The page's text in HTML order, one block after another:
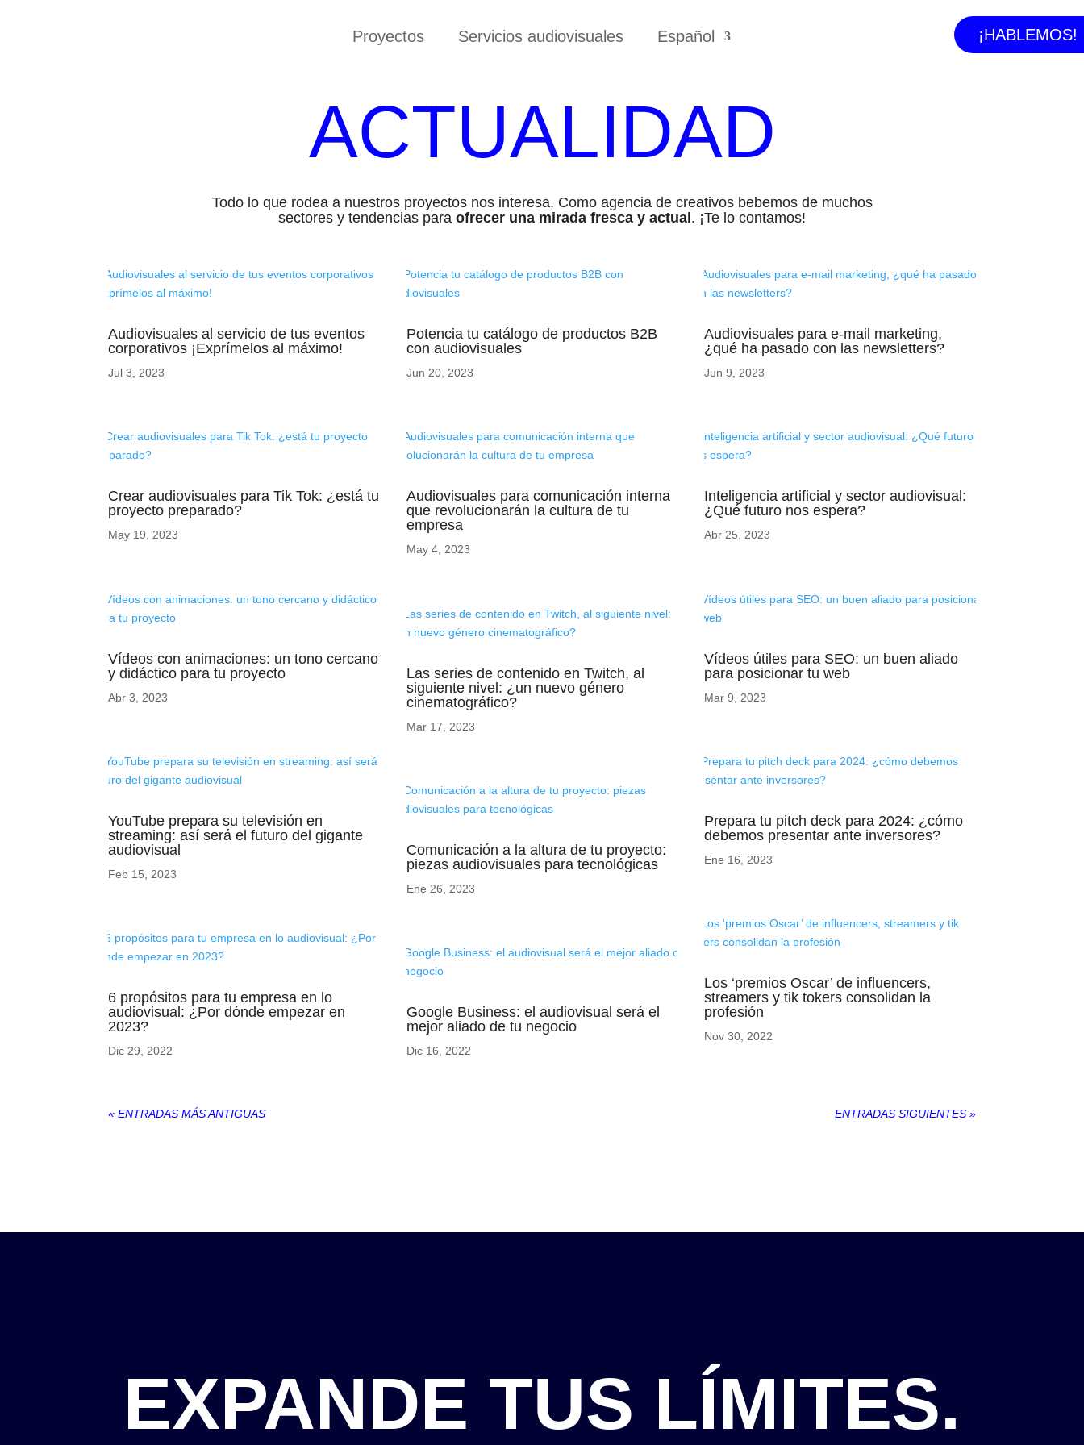
Proyectos Servicios audiovisuales Español ¡HABLEMOS!
ACTUALIDAD
Todo lo que rodea a nuestros proyectos nos interesa. Como agencia de creativos bebemos de muchos
sectores y tendencias para ofrecer una mirada fresca y actual . ¡Te lo contamos!
Audiovisuales al servicio de tus eventos
corporativos ¡Exprímelos al máximo!
Jul 3, 2023
Crear audiovisuales para Tik Tok: ¿está tu
proyecto preparado?
May 19, 2023
Vídeos con animaciones: un tono cercano
y didáctico para tu proyecto
Abr 3, 2023
YouTube prepara su televisión en
streaming: así será el futuro del gigante
audiovisual
Feb 15, 2023
6 propósitos para tu empresa en lo
audiovisual: ¿Por dónde empezar en
2023?
Dic 29, 2022
Potencia tu catálogo de productos B2B
con audiovisuales
Jun 20, 2023
Audiovisuales para comunicación interna
que revolucionarán la cultura de tu
empresa
May 4, 2023
Las series de contenido en Twitch, al
siguiente nivel: ¿un nuevo género
cinematográfico?
Mar 17, 2023
Comunicación a la altura de tu proyecto:
piezas audiovisuales para tecnológicas
Ene 26, 2023
Google Business: el audiovisual será el
mejor aliado de tu negocio
Dic 16, 2022
Audiovisuales para e-mail marketing,
¿qué ha pasado con las newsletters?
Jun 9, 2023
Inteligencia artificial y sector audiovisual:
¿Qué futuro nos espera?
Abr 25, 2023
Vídeos útiles para SEO: un buen aliado
para posicionar tu web
Mar 9, 2023
Prepara tu pitch deck para 2024: ¿cómo
debemos presentar ante inversores?
Ene 16, 2023
Los ‘premios Oscar’ de influencers,
streamers y tik tokers consolidan la
profesión
Nov 30, 2022
« ENTRADAS MÁS ANTIGUAS ENTRADAS SIGUIENTES »
EXPANDE TUS LÍMITES.